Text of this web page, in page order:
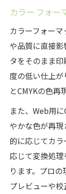
カラー フォー
カラーフォー
や品質に直接影
タをそのまま
度の低い仕上
とCMYKの色再
また、Web用
やかな色が再
的に応じてカ
応じて変換処
ります。プロ
プレビューや